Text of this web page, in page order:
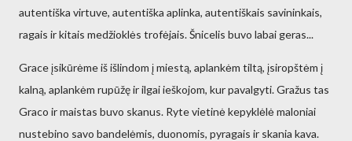
autentiška virtuve, autentiška aplinka, autentiškais savininkais,
ragais ir kitais medžioklės trofėjais. Šnicelis buvo labai geras...
Grace įsikūrėme iš išlindom į miestą, aplankėm tiltą, įsiropštėm į
kalną, aplankėm rupūžę ir ilgai ieškojom, kur pavalgyti. Gražus tas
Graco ir maistas buvo skanus. Ryte vietinė kepyklėlė maloniai
nustebino savo bandelėmis, duonomis, pyragais ir skania kava.